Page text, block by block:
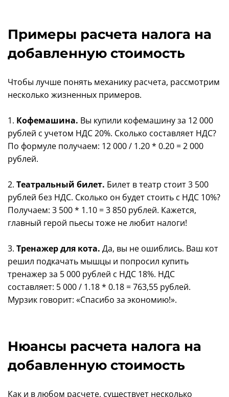
Примеры расчета налога на
добавленную стоимость
Чтобы лучше понять механику расчета, рассмотрим
несколько жизненных примеров.
1. Кофемашина. Вы купили кофемашину за 12 000
рублей с учетом НДС 20%. Сколько составляет НДС?
По формуле получаем: 12 000 / 1.20 * 0.20 = 2 000
рублей.
2. Театральный билет. Билет в театр стоит 3 500
рублей без НДС. Сколько он будет стоить с НДС 10%?
Получаем: 3 500 * 1.10 = 3 850 рублей. Кажется,
главный герой пьесы тоже не любит налоги!
3. Тренажер для кота. Да, вы не ошиблись. Ваш кот
решил подкачать мышцы и попросил купить
тренажер за 5 000 рублей с НДС 18%. НДС
составляет: 5 000 / 1.18 * 0.18 = 763,55 рублей.
Мурзик говорит: «Спасибо за экономию!».
Нюансы расчета налога на
добавленную стоимость
Как и в любом расчете, существует несколько